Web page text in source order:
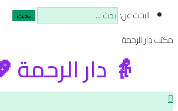
البحث عن:
مكتب دار الرحمة
👵 دار الرحمة